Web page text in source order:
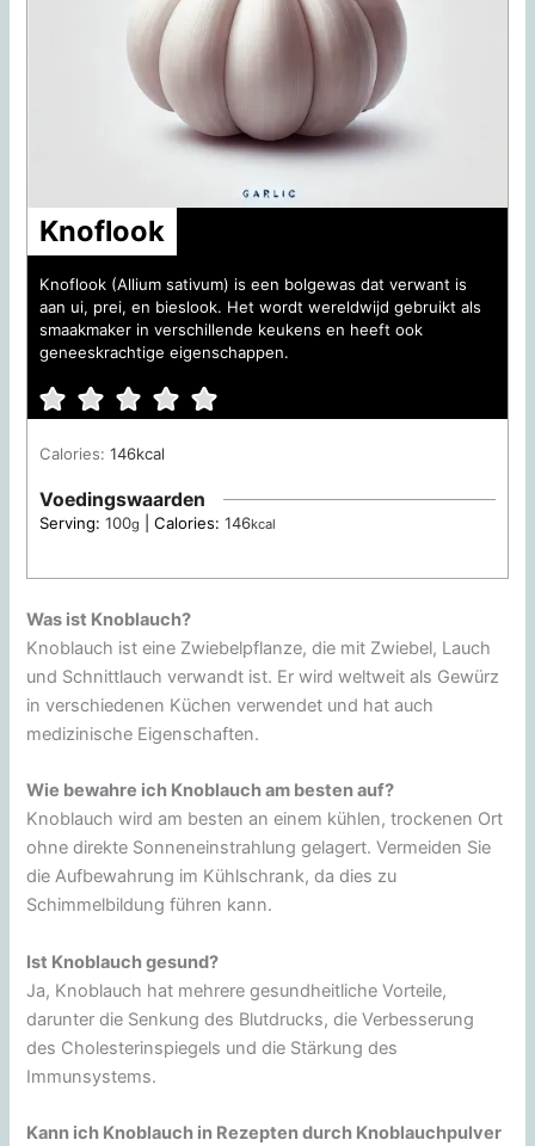
Knoflook
Knoflook (Allium sativum) is een bolgewas dat verwant is
aan ui, prei, en bieslook. Het wordt wereldwijd gebruikt als
smaakmaker in verschillende keukens en heeft ook
geneeskrachtige eigenschappen.
Calories:146kcal
Voedingswaarden
Serving:100g |Calories:146kcal
Was ist Knoblauch?
Knoblauch ist eine Zwiebelpflanze, die mit Zwiebel, Lauch
und Schnittlauch verwandt ist. Er wird weltweit als Gewürz
in verschiedenen Küchen verwendet und hat auch
medizinische Eigenschaften.
Wie bewahre ich Knoblauch am besten auf?
Knoblauch wird am besten an einem kühlen, trockenen Ort
ohne direkte Sonneneinstrahlung gelagert. Vermeiden Sie
die Aufbewahrung im Kühlschrank, da dies zu
Schimmelbildung führen kann.
Ist Knoblauch gesund?
Ja, Knoblauch hat mehrere gesundheitliche Vorteile,
darunter die Senkung des Blutdrucks, die Verbesserung
des Cholesterinspiegels und die Stärkung des
Immunsystems.
Kann ich Knoblauch in Rezepten durch Knoblauchpulver